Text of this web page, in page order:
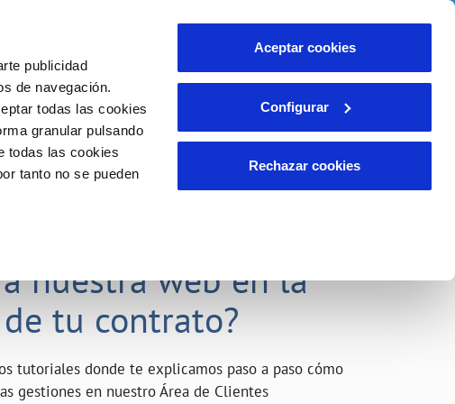
publicidad
de navegación.
todas las cookies
granular pulsando
todas las cookies
tanto no se pueden
Aceptar cookies
Configurar
Rechazar cookies
INCIDENCIAS
Comunica anomalías o posibles
del cliente)
compromisos
nuestra web en la
tu contrato?
tutoriales donde te explicamos paso a paso cómo
gestiones en nuestro Área de Clientes